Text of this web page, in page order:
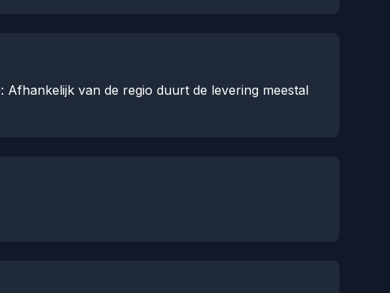
van de regio duurt de levering meestal